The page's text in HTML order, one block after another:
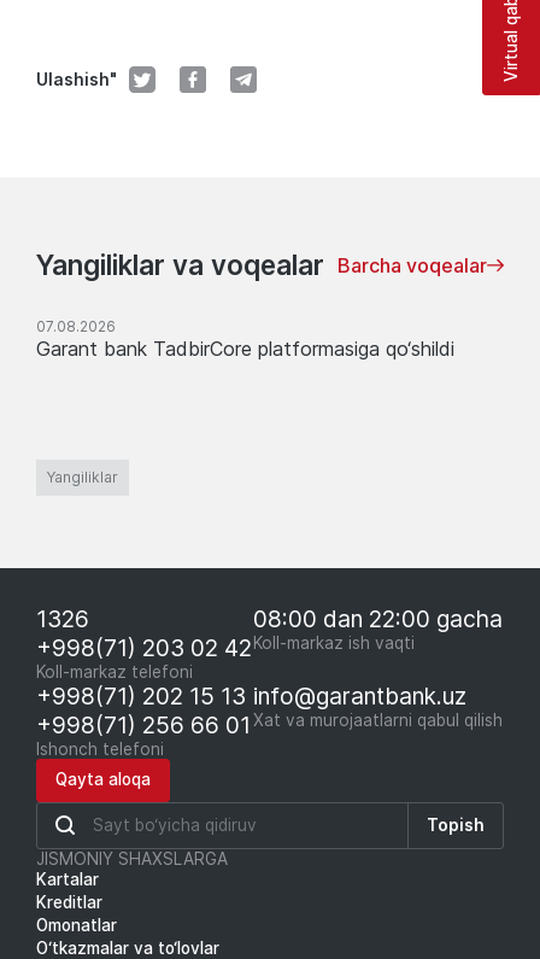
Ulashish"
Yangiliklar va voqealar Barcha voqealar
07.08.2026
Garant bank TadbirCore platformasiga qo‘shildi
Yangiliklar
1326
+998(71) 203 02 42
Koll-markaz telefoni
08:00 dan 22:00 gacha
Koll-markaz ish vaqti
+998(71) 202 15 13
+998(71) 256 66 01
Ishonch telefoni
info@garantbank.uz
Xat va murojaatlarni qabul qilish
Qayta aloqa
Topish
JISMONIY SHAXSLARGA
Kartalar
Kreditlar
Omonatlar
O‘tkazmalar va to‘lovlar